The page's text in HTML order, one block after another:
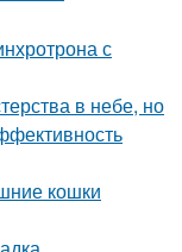
с
в небе, но
кошки